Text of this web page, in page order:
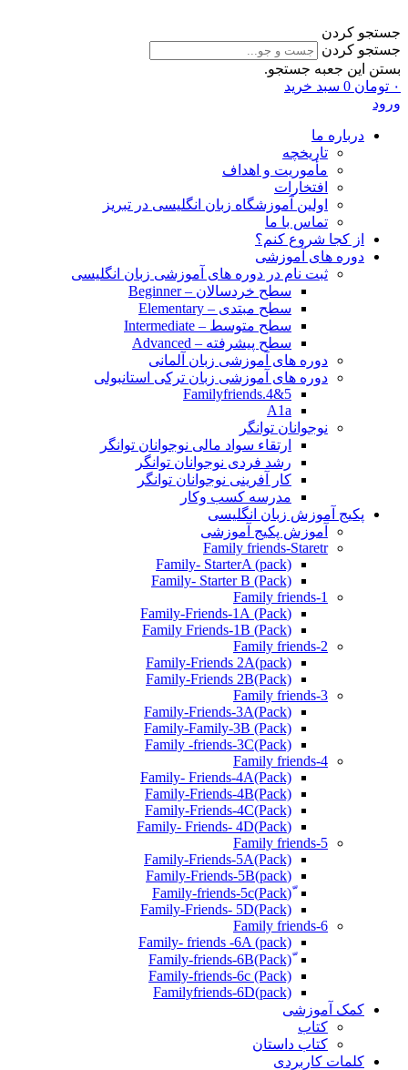
جستجو کردن
جستجو کردن
بستن این جعبه جستجو.
۰ تومان 0 سبد خرید
ورود
درباره ما
تاریخچه
مأموریت و اهداف
افتخارات
اولین آموزشگاه زبان انگلیسی در تبریز
تماس با ما
از کجا شروع کنم؟
دوره های آموزشی
ثبت نام در دوره های آموزشی زبان انگلیسی
سطح خردسالان – Beginner
سطح مبتدی – Elementary
سطح متوسط – Intermediate
سطح پیشرفته – Advanced
دوره های آموزشی زبان آلمانی
دوره های آموزشی زبان ترکی استانبولی
Familyfriends.4&5
A1a
نوجوانان توانگر
ارتقاء سواد مالی نوجوانان توانگر
رشد فردی نوجوانان توانگر
کار آفرینی نوجوانان توانگر
مدرسه کسب وکار
پکیج آموزش زبان انگلیسی
آموزش پکیج آموزشی
Family friends-Staretr
Family- StarterA (pack)
Family- Starter B (Pack)
Family friends-1
(Pack) Family-Friends-1A
(Pack) Family Friends-1B
Family friends-2
Family-Friends 2A(pack)
Family-Friends 2B(Pack)
Family friends-3
(Pack)Family-Friends-3A
Family-Family-3B (Pack)
Family -friends-3C(Pack)
Family friends-4
Family- Friends-4A(Pack)
Family-Friends-4B(Pack)
Family-Friends-4C(Pack)
(Pack)Family- Friends- 4D
Family friends-5
Family-Friends-5A(Pack)
(pack)Family-Friends-5B
ّ(Pack)Family-friends-5c
Family-Friends- 5D(Pack)
Family friends-6
Family- friends -6A (pack)
Family-friends-6c (Pack)
Familyfriends-6D(pack)
کمک آموزشی
کتاب
کتاب داستان
کلمات کاربردی